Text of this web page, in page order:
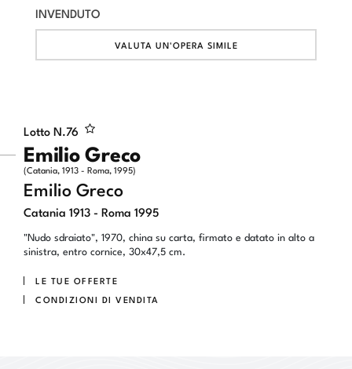
Lotto N.76
Emilio Greco
(Catania, 1913 - Roma, 1995)
Emilio Greco
Catania 1913 - Roma 1995
"Nudo sdraiato", 1970, china su carta, firmato e datato in alto a
sinistra, entro cornice, 30x47,5 cm.
LE TUE OFFERTE
CONDIZIONI DI VENDITA
INVENDUTO
VALUTA UN'OPERA SIMILE